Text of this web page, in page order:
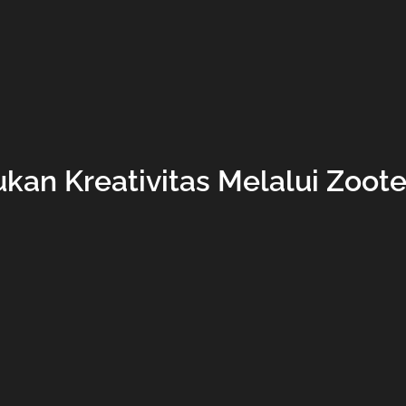
Kreativitas Melalui